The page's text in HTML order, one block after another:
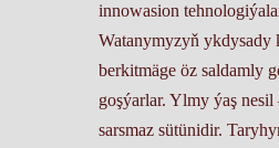
innowasion
Watanymyzyň ykdysady
berkitmäge öz saldamly
goşýarlar. Ylmy ýaş
sarsmaz sütünidir.